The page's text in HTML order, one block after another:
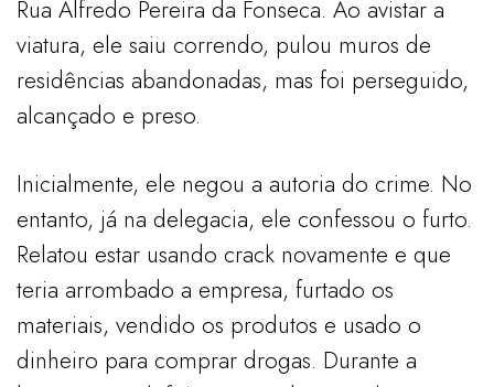
Rua Alfredo Pereira da Fonseca. Ao avistar a
viatura, ele saiu correndo, pulou muros de
residências abandonadas, mas foi perseguido,
alcançado e preso.
Inicialmente, ele negou a autoria do crime. No
entanto, já na delegacia, ele confessou o furto.
Relatou estar usando crack novamente e que
teria arrombado a empresa, furtado os
materiais, vendido os produtos e usado o
dinheiro para comprar drogas. Durante a